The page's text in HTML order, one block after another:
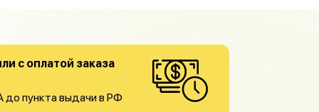
с оплатой заказа
пункта выдачи в РФ